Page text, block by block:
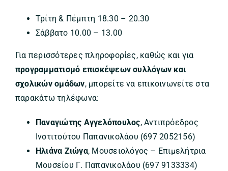
Τρίτη & Πέμπτη 18.30 – 20.30
Σάββατο 10.00 – 13.00
Για περισσότερες πληροφορίες, καθώς και για
προγραμματισμό επισκέψεων συλλόγων και
σχολικών ομάδων, μπορείτε να επικοινωνείτε στα
παρακάτω τηλέφωνα:
Παναγιώτης Αγγελόπουλος, Αντιπρόεδρος
Ινστιτούτου Παπανικολάου (697 2052156)
Ηλιάνα Ζιώγα, Μουσειολόγος – Επιμελήτρια
Μουσείου Γ. Παπανικολάου (697 9133334)